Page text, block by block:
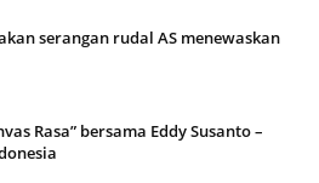
serangan rudal AS menewaskan
Rasa” bersama Eddy Susanto –